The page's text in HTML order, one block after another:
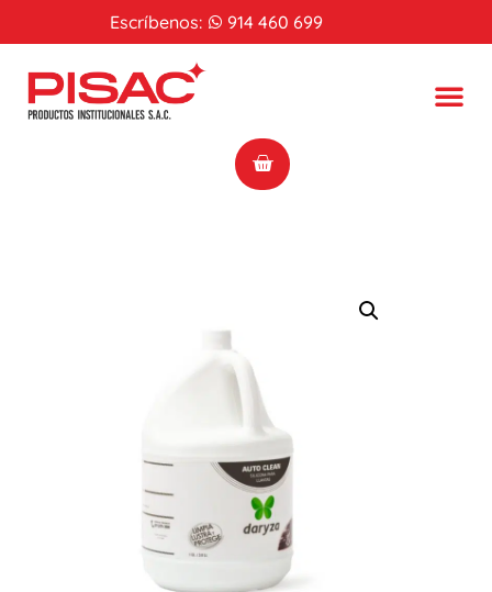
Escríbenos: 914 460 699